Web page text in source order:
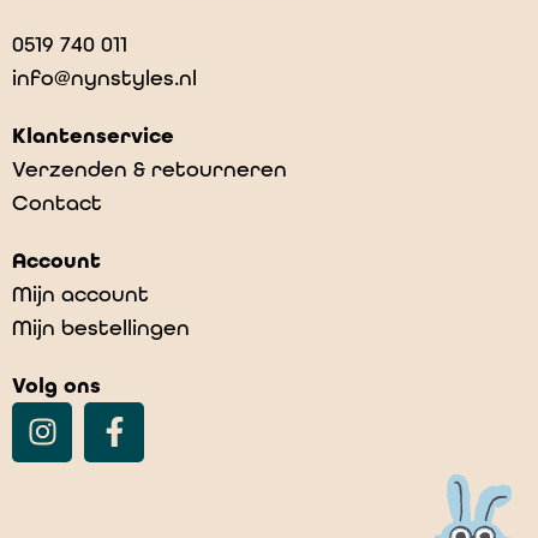
0519 740 011
info@nynstyles.nl
Klantenservice
Verzenden & retourneren
Contact
Account
Mijn account
Mijn bestellingen
Volg ons